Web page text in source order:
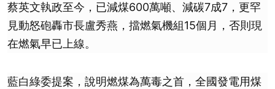
蔡英文執政至今，已減煤600萬噸、減碳7成7，更罕
見動怒砲轟市長盧秀燕，擋燃氣機組15個月，否則現
在燃氣早已上線。
藍白綠委提案，說明燃煤為萬毒之首，全國發電用煤